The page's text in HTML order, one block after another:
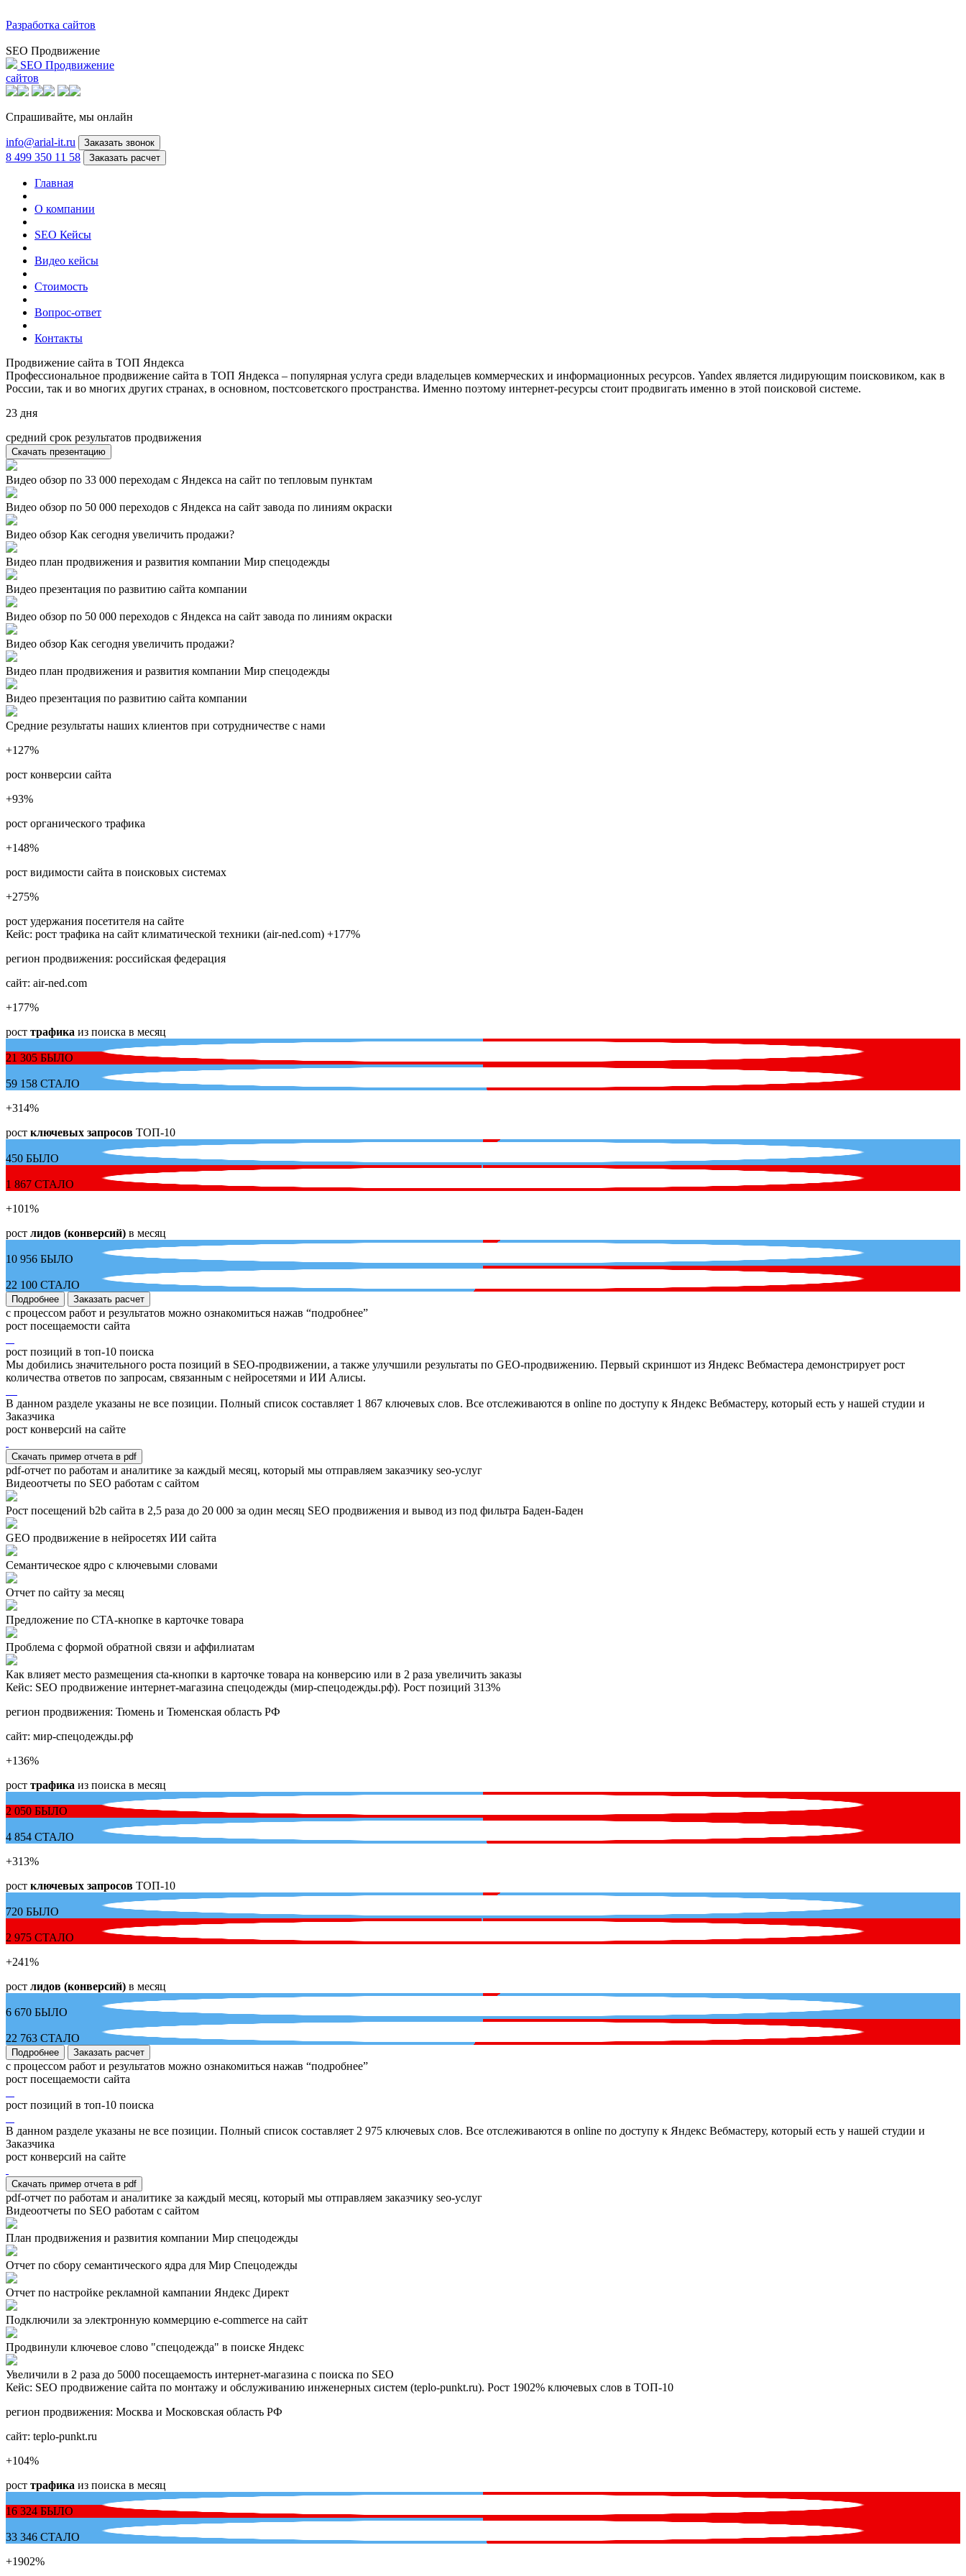
Разработка сайтов
SEO Продвижение
SEO Продвижение
сайтов
Спрашивайте, мы онлайн
info@arial-it.ru Заказать звонок
8 499 350 11 58 Заказать расчет
Главная
О компании
SEO Кейсы
Видео кейсы
Стоимость
Вопрос-ответ
Контакты
Продвижение сайта в ТОП Яндекса
Профессиональное продвижение сайта в ТОП Яндекса – популярная услуга среди владельцев коммерческих и информационных ресурсов. Yandex является лидирующим поисковиком, как в
России, так и во многих других странах, в основном, постсоветского пространства. Именно поэтому интернет-ресурсы стоит продвигать именно в этой поисковой системе.
23 дня
средний срок результатов продвижения
Скачать презентацию
Видео обзор по 33 000 переходам с Яндекса на сайт по тепловым пунктам
Видео обзор по 50 000 переходов с Яндекса на сайт завода по линиям окраски
Видео обзор Как сегодня увеличить продажи?
Видео план продвижения и развития компании Мир спецодежды
Видео презентация по развитию сайта компании
Видео обзор по 50 000 переходов с Яндекса на сайт завода по линиям окраски
Видео обзор Как сегодня увеличить продажи?
Видео план продвижения и развития компании Мир спецодежды
Видео презентация по развитию сайта компании
Средние результаты наших клиентов при сотрудничестве с нами
+127%
рост конверсии сайта
+93%
рост органического трафика
+148%
рост видимости сайта в поисковых системах
+275%
рост удержания посетителя на сайте
Кейс: рост трафика на сайт климатической техники (air-ned.com) +177%
регион продвижения: российская федерация
сайт: air-ned.com
+177%
рост трафика из поиска в месяц
21 305 БЫЛО
59 158 СТАЛО
+314%
рост ключевых запросов ТОП-10
450 БЫЛО
1 867 СТАЛО
+101%
рост лидов (конверсий) в месяц
10 956 БЫЛО
22 100 СТАЛО
Подробнее Заказать расчет
с процессом работ и результатов можно ознакомиться нажав “подробнее”
рост посещаемости сайта
рост позиций в топ-10 поиска
Мы добились значительного роста позиций в SEO-продвижении, а также улучшили результаты по GEO-продвижению. Первый скриншот из Яндекс Вебмастера демонстрирует рост
количества ответов по запросам, связанным с нейросетями и ИИ Алисы.
В данном разделе указаны не все позиции. Полный список составляет 1 867 ключевых слов. Все отслеживаются в online по доступу к Яндекс Вебмастеру, который есть у нашей студии и
Заказчика
рост конверсий на сайте
Скачать пример отчета в pdf
pdf-отчет по работам и аналитике за каждый месяц, который мы отправляем заказчику seo-услуг
Видеоотчеты по SEO работам с сайтом
Рост посещений b2b сайта в 2,5 раза до 20 000 за один месяц SEO продвижения и вывод из под фильтра Баден-Баден
GEO продвижение в нейросетях ИИ сайта
Семантическое ядро с ключевыми словами
Отчет по сайту за месяц
Предложение по СТА-кнопке в карточке товара
Проблема с формой обратной связи и аффилиатам
Как влияет место размещения cta-кнопки в карточке товара на конверсию или в 2 раза увеличить заказы
Кейс: SEO продвижение интернет-магазина спецодежды (мир-спецодежды.рф). Рост позиций 313%
регион продвижения: Тюмень и Тюменская область РФ
сайт: мир-спецодежды.рф
+136%
рост трафика из поиска в месяц
2 050 БЫЛО
4 854 СТАЛО
+313%
рост ключевых запросов ТОП-10
720 БЫЛО
2 975 СТАЛО
+241%
рост лидов (конверсий) в месяц
6 670 БЫЛО
22 763 СТАЛО
Подробнее Заказать расчет
с процессом работ и результатов можно ознакомиться нажав “подробнее”
рост посещаемости сайта
рост позиций в топ-10 поиска
В данном разделе указаны не все позиции. Полный список составляет 2 975 ключевых слов. Все отслеживаются в online по доступу к Яндекс Вебмастеру, который есть у нашей студии и
Заказчика
рост конверсий на сайте
Скачать пример отчета в pdf
pdf-отчет по работам и аналитике за каждый месяц, который мы отправляем заказчику seo-услуг
Видеоотчеты по SEO работам с сайтом
План продвижения и развития компании Мир спецодежды
Отчет по сбору семантического ядра для Мир Спецодежды
Отчет по настройке рекламной кампании Яндекс Директ
Подключили за электронную коммерцию e-commerce на сайт
Продвинули ключевое слово "спецодежда" в поиске Яндекс
Увеличили в 2 раза до 5000 посещаемость интернет-магазина с поиска по SEO
Кейс: SEO продвижение сайта по монтажу и обслуживанию инженерных систем (teplo-punkt.ru). Рост 1902% ключевых слов в ТОП-10
регион продвижения: Москва и Московская область РФ
сайт: teplo-punkt.ru
+104%
рост трафика из поиска в месяц
16 324 БЫЛО
33 346 СТАЛО
+1902%